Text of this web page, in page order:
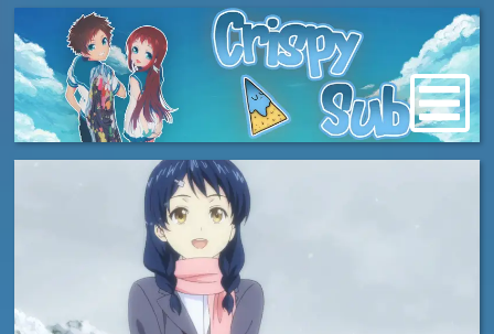
מעבר
לתוכן